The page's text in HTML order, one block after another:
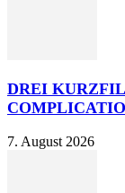
DREI
7. August 2026